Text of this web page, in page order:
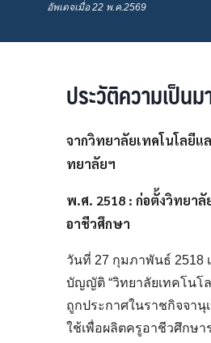
อัพเดจเมื่อ 22 พ.ค.2569
ประวัติความเป็น
จากวิทยาลัยเทคโนโลยี
ทยาลัยฯ
พ.ศ. 2518 : ก่อตั้งวิทยาลั
อาชีวศึกษา
วันที่ 27 กุมภาพันธ์ 2518
บัญญัติ “วิทยาลัยเทคโนโ
ถูกประกาศในราชกิจจานุ
ใช้เพื่อผลิตครูอาชีวศึกษ